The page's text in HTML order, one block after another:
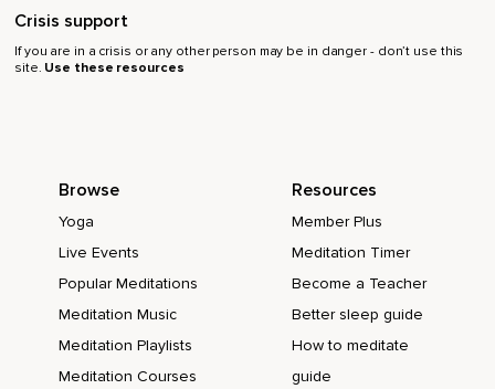
Crisis support
If you are in a crisis or any other person may be in danger - don’t use this
site. Use these resources
Browse
Yoga
Live Events
Popular Meditations
Meditation Music
Meditation Playlists
Meditation Courses
Resources
Member Plus
Meditation Timer
Become a Teacher
Better sleep guide
How to meditate
guide